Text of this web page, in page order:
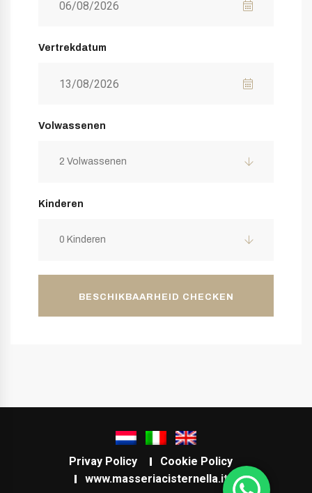
Vertrekdatum
Volwassenen
2 Volwassenen
Kinderen
0 Kinderen
BESCHIKBAARHEID CHECKEN
Privay Policy
Cookie Policy
www.masseriacisternella.it